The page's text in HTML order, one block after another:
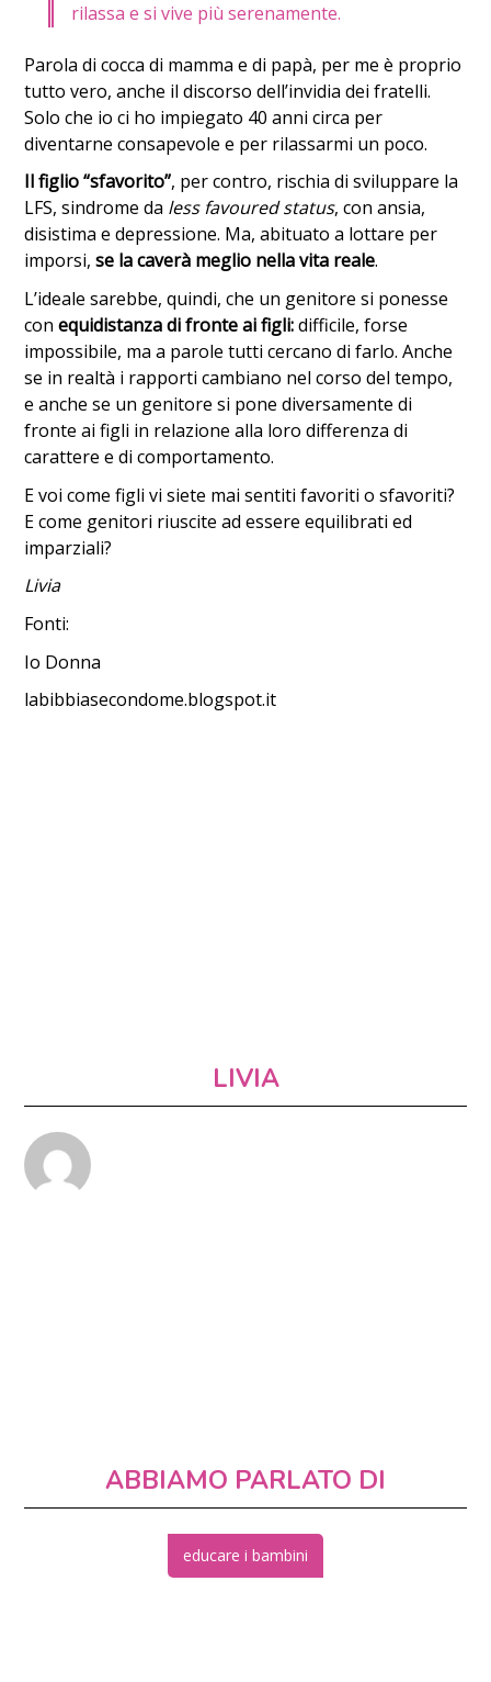
rilassa e si vive più serenamente.
Parola di cocca di mamma e di papà, per me è proprio
tutto vero, anche il discorso dell’invidia dei fratelli.
Solo che io ci ho impiegato 40 anni circa per
diventarne consapevole e per rilassarmi un poco.
Il figlio “sfavorito”, per contro, rischia di sviluppare la
LFS, sindrome da less favoured status, con ansia,
disistima e depressione. Ma, abituato a lottare per
imporsi,se la caverà meglio nella vita reale.
L’ideale sarebbe, quindi, che un genitore si ponesse
conequidistanza di fronte ai figli:difficile, forse
impossibile, ma a parole tutti cercano di farlo. Anche
se in realtà i rapporti cambiano nel corso del tempo,
e anche se un genitore si pone diversamente di
fronte ai figli in relazione alla loro differenza di
carattere e di comportamento.
E voi come figli vi siete mai sentiti favoriti o sfavoriti?
E come genitori riuscite ad essere equilibrati ed
imparziali?
Livia
Fonti:
Io Donna
labibbiasecondome.blogspot.it
LIVIA
ABBIAMO PARLATO DI
educare i bambini